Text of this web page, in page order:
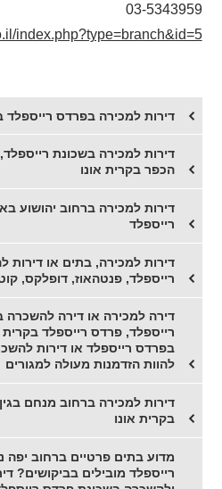
03-5343959
index.php?type=branch&id=5
דירות למכירה בפרדס רייספלד
דירות למכירה בשכונת
הכפר בקרית אונו
דירות למכירה ברחוב יהושוע
רייספלד
דירות למכירה, בתים או
רייספלד, פנטהאוז, דופלקס,
דירה למכירה או דירה להשכרה
רייספלד, פרדס רייספלד בקרית
בפרדס רייספלד או דירות
להוות הזדמנות מעולה למגורים
דירות למכירה ברחוב מנחם
בקרית אונו
מדוע בתים פרטיים ברחוב יפה
רייספלד מובילים בביקושים?